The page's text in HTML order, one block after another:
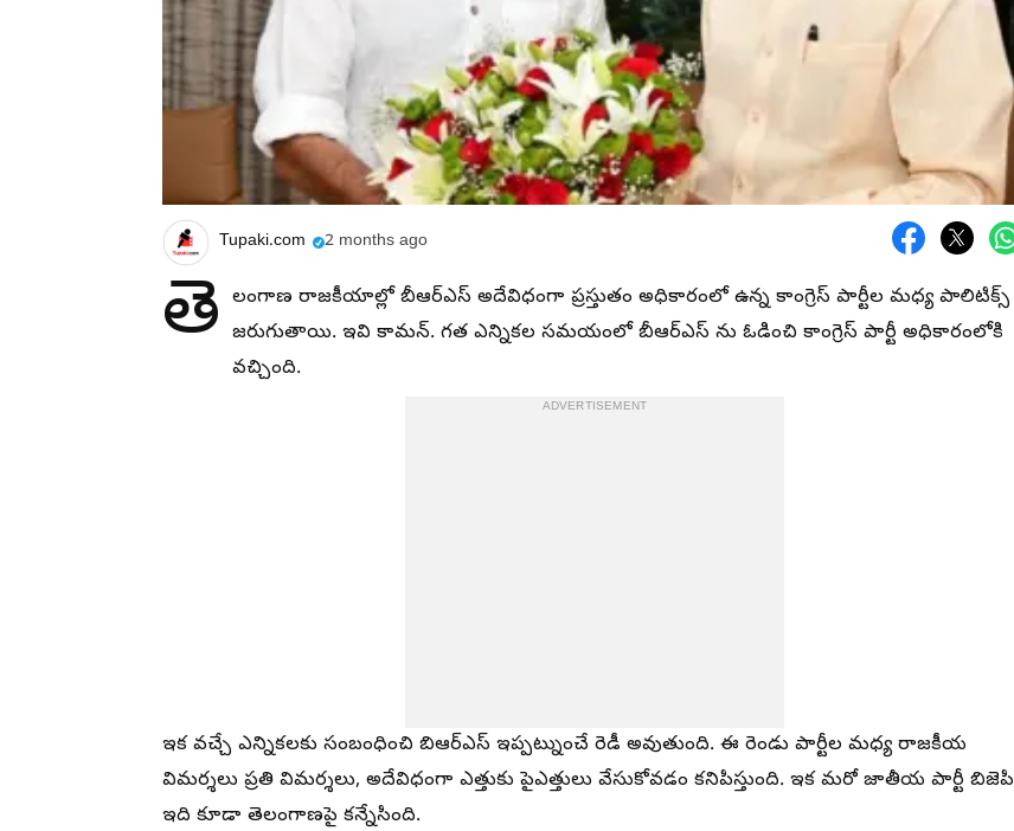
Tupaki.com 2 months ago
తె లంగాణ రాజకీయాల్లో బీఆర్ఎస్ అదేవిధంగా ప్రస్తుతం అధికారంలో ఉన్న కాంగ్రెస్ పార్టీల మధ్య పాలిటిక్స్
జరుగుతాయి. ఇవి కామన్. గత ఎన్నికల సమయంలో బీఆర్ఎస్ ను ఓడించి కాంగ్రెస్ పార్టీ అధికారంలోకి
వచ్చింది.
ADVERTISEMENT
ఇక వచ్చే ఎన్నికలకు సంబంధించి బిఆర్ఎస్ ఇప్పట్నుంచే రెడీ అవుతుంది. ఈ రెండు పార్టీల మధ్య రాజకీయ
విమర్శలు ప్రతి విమర్శలు, అదేవిధంగా ఎత్తుకు పైఎత్తులు వేసుకోవడం కనిపిస్తుంది. ఇక మరో జాతీయ పార్టీ బిజెపి
ఇది కూడా తెలంగాణపై కన్నేసింది.